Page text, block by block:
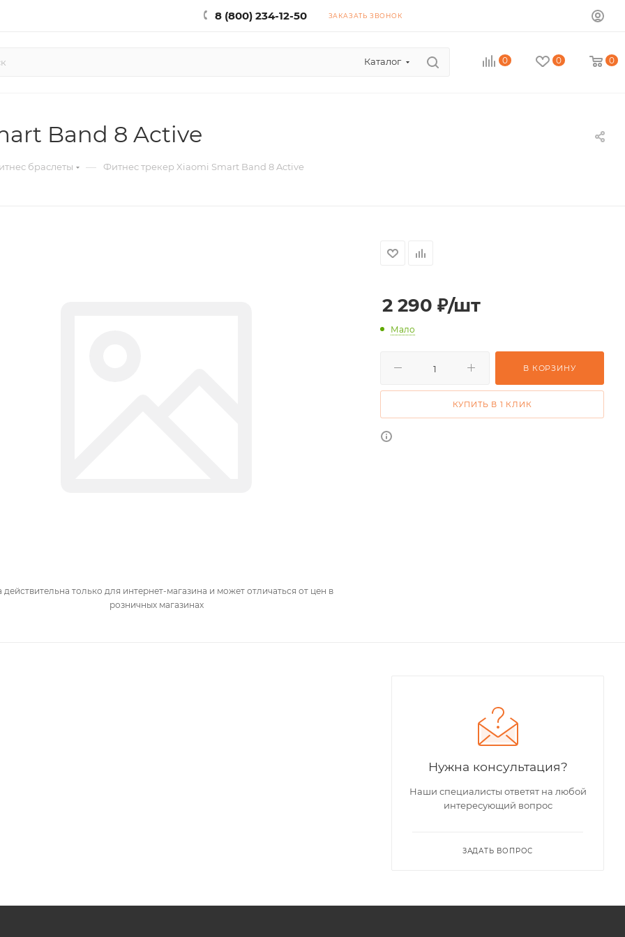
8 (800) 234-12-50 ЗАКАЗАТЬ ЗВОНОК
Каталог 0 0 0
Band 8 Active
браслеты — Фитнес трекер Xiaomi Smart Band 8 Active
действительна только для интернет-магазина и может отличаться от цен в
розничных магазинах
2 290 ₽/шт
Мало
В КОРЗИНУ
КУПИТЬ В 1 КЛИК
Нужна консультация?
Наши специалисты ответят на любой
интересующий вопрос
ЗАДАТЬ ВОПРОС